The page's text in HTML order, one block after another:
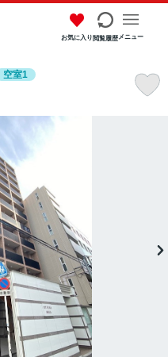
お気に入り閲覧履歴メニュー
空室1